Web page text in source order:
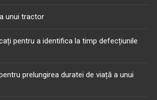
unui tractor
pentru a identifica la timp defecțiunile
prelungirea duratei de viață a unui